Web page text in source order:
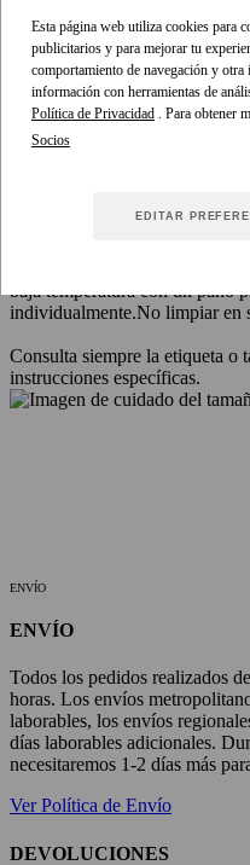
Esta página web utiliza cookies para
publicitarios y para mejorar tu
comportamiento de navegación y
información con herramientas de
Política de Privacidad . Para obtener
EDITAR
DETALLES DE TALLAS
Esta prenda se ajusta a la
normal de tu hija.
mano en frío por separado con
baja temperatura con un paño
individualmente.No limpiar en
Consulta siempre la etiqueta o
instrucciones específicas.
ENVÍO
ENVÍO
Todos los pedidos realizados
horas. Los envíos
laborables, los envíos
días laborables adicionales.
necesitaremos 1-2 días más
Ver Política de Envío
DEVOLUCIONES